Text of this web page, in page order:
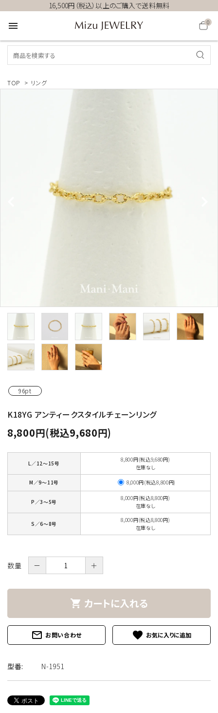
16,500円（税込）以上のご購入で送料無料
menu 0
TOP > リング
96pt
K18YG アンティークスタイルチェーンリング
8,800円(税込9,680円)
L／12～15号
8,800円(税込9,680円)
在庫なし
M／9～11号 8,000円(税込8,800円)
P／3～5号
8,000円(税込8,800円)
在庫なし
S／6～8号
8,000円(税込8,800円)
在庫なし
数量 － ＋
shopping_cart カートに入れる
mail_outline お問い合わせ favorite
型番: N-1951